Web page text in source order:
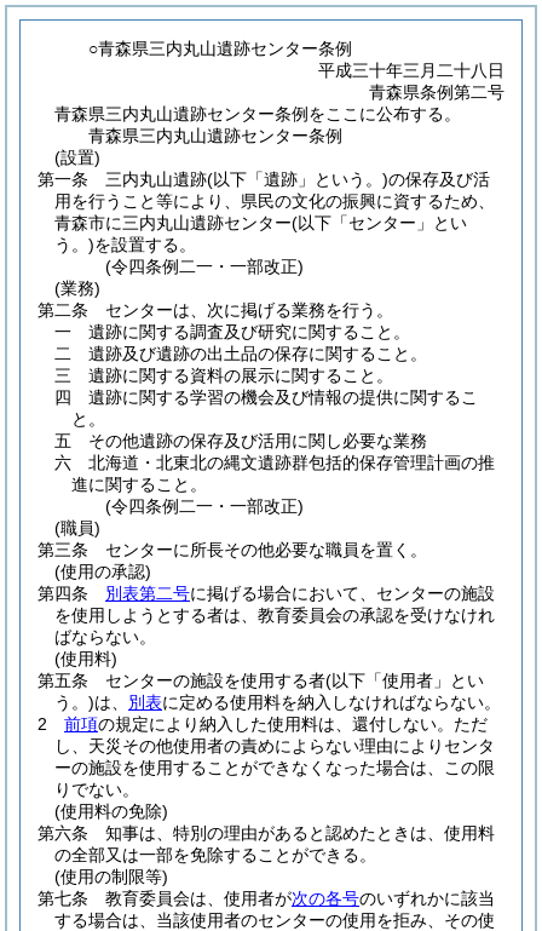
○青森県三内丸山遺跡センター条例
平成三十年三月二十八日
青森県条例第二号
青森県三内丸山遺跡センター条例をここに公布する。
青森県三内丸山遺跡センター条例
(設置)
第一条
三内丸山遺跡(以下「遺跡」という。)の保存及び活
用を行うこと等により、県民の文化の振興に資するため、
青森市に三内丸山遺跡センター(以下「センター」とい
う。)を設置する。
(令四条例二一・一部改正)
(業務)
第二条
センターは、次に掲げる業務を行う。
一
遺跡に関する調査及び研究に関すること。
二
遺跡及び遺跡の出土品の保存に関すること。
三
遺跡に関する資料の展示に関すること。
四
遺跡に関する学習の機会及び情報の提供に関するこ
と。
五
その他遺跡の保存及び活用に関し必要な業務
六
北海道・北東北の縄文遺跡群包括的保存管理計画の推
進に関すること。
(令四条例二一・一部改正)
(職員)
第三条
センターに所長その他必要な職員を置く。
(使用の承認)
第四条
別表第二号に掲げる場合において、センターの施設
を使用しようとする者は、教育委員会の承認を受けなけれ
ばならない。
(使用料)
第五条
センターの施設を使用する者(以下「使用者」とい
う。)は、 別表に定める使用料を納入しなければならない。
2
前項の規定により納入した使用料は、還付しない。 ただ
し、天災その他使用者の責めによらない理由によりセンタ
ーの施設を使用することができなくなった場合は、この限
りでない。
(使用料の免除)
第六条
知事は、特別の理由があると認めたときは、使用料
の全部又は一部を免除することができる。
(使用の制限等)
第七条
教育委員会は、使用者が次の各号のいずれかに該当
する場合は、当該使用者のセンターの使用を拒み、その使